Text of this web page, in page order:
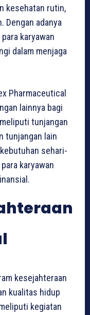
kesehatan rutin,
Dengan adanya
karyawan
dalam menjaga
Pharmaceutical
lainnya bagi
tunjangan
tunjangan lain
sehari-
karyawan
kesejahteraan
kualitas hidup
kegiatan